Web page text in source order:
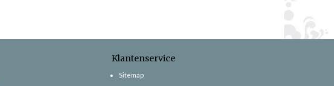
Klantenservice
Sitemap